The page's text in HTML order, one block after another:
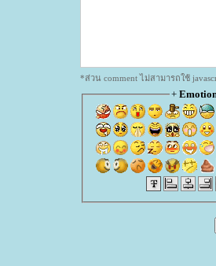
*ส่วน comment ไม่สามารถใช้
+